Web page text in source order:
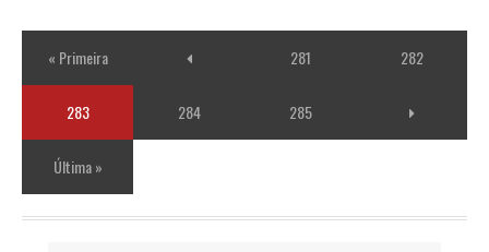
« Primeira 281 282
283 284 285
Última »